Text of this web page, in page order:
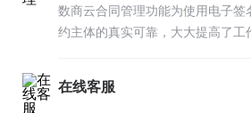
数商云合同管理功能为使用电子签
约主体的真实可靠，大大提高了工
在线客服